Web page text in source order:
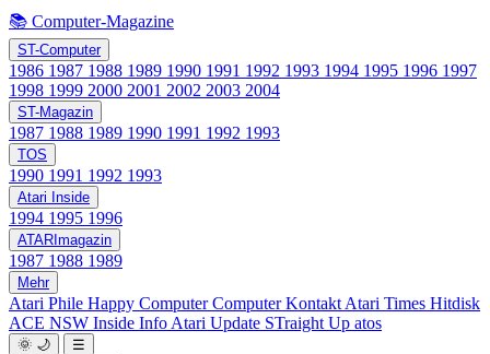
📚 Computer-Magazine
ST-Computer
1986 1987 1988 1989 1990 1991 1992 1993 1994 1995 1996 1997
1998 1999 2000 2001 2002 2003 2004
ST-Magazin
1987 1988 1989 1990 1991 1992 1993
TOS
1990 1991 1992 1993
Atari Inside
1994 1995 1996
ATARImagazin
1987 1988 1989
Mehr
Atari Phile Happy ComputerComputer Kontakt Atari Times Hitdisk
ACE NSW Inside Info Atari Update STraight Up atos
🌞 🌙
☰